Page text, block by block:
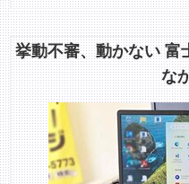
挙動不審、動かない
な